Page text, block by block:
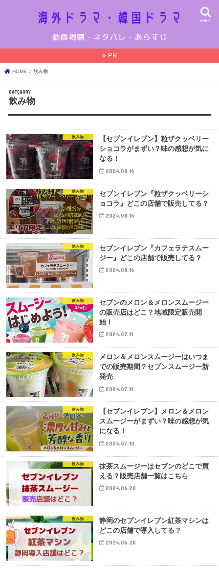
search
PR
HOME 飲み物
飲み物
飲み物
【セブンイレブン】粒ザクッベリー
ショコラがまずい？味の感想が気に
なる！
2024.08.16
飲み物
セブンイレブン『粒ザクッベリーシ
ョコラ』どこの店舗で販売してる？
2024.08.16
飲み物
セブンイレブン『カフェラテスムー
ジー』どこの店舗で販売してる？
2024.08.16
飲み物
セブンのメロン＆メロンスムージー
の販売店はどこ？地域限定販売開
始！
2024.07.11
飲み物
メロン＆メロンスムージーはいつま
での販売期間？セブンスムージー新
発売
2024.07.11
飲み物
【セブンイレブン】メロン＆メロン
スムージーがまずい？味の感想が気
になる！
2024.07.10
飲み物
抹茶スムージーはセブンのどこで買
える？販売店舗一覧はこちら
2024.06.20
飲み物
静岡のセブンイレブン紅茶マシンは
どこの店舗で導入してる？
2024.06.20